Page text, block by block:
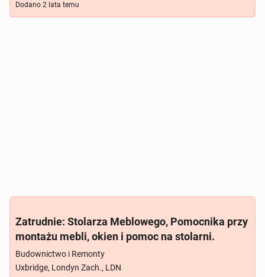
Dodano 2 lata temu
Zatrudnie: Stolarza Meblowego, Pomocnika przy
montażu mebli, okien i pomoc na stolarni.
Budownictwo i Remonty
Uxbridge, Londyn Zach., LDN